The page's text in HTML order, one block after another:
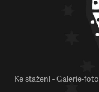
Ke stažení - Galerie-foto